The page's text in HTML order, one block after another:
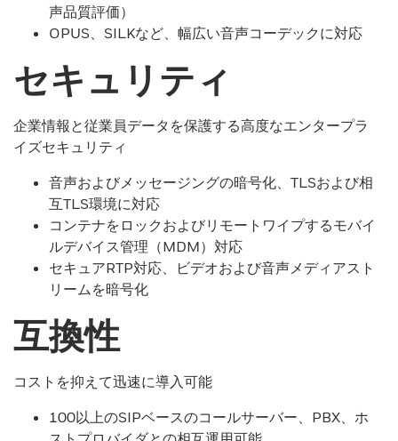
声品質評価）
OPUS、SILKなど、幅広い音声コーデックに対応
セキュリティ
企業情報と従業員データを保護する高度なエンタープラ
イズセキュリティ
音声およびメッセージングの暗号化、TLSおよび相
互TLS環境に対応
コンテナをロックおよびリモートワイプするモバイ
ルデバイス管理（MDM）対応
セキュアRTP対応、ビデオおよび音声メディアスト
リームを暗号化
互換性
コストを抑えて迅速に導入可能
100以上のSIPベースのコールサーバー、PBX、ホ